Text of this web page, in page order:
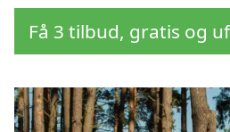
Få 3 tilbud, gratis og